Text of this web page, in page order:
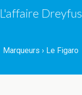
L'affaire Dreyfus
Marqueurs › Le Figaro